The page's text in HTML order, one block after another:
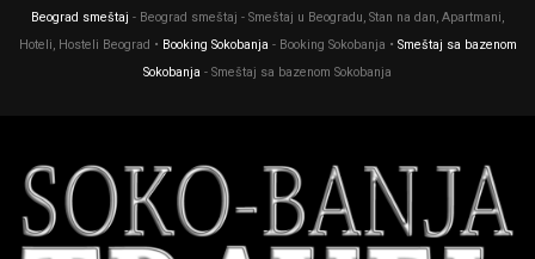
Beograd smeštaj - Beograd smeštaj - Smeštaj u Beogradu, Stan na dan, Apartmani,
Hoteli, Hosteli Beograd • Booking Sokobanja - Booking Sokobanja • Smeštaj sa bazenom
Sokobanja - Smeštaj sa bazenom Sokobanja